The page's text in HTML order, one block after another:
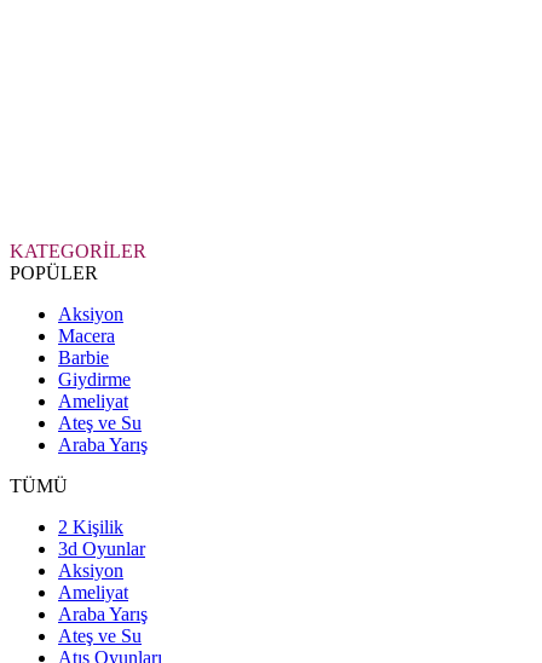
KATEGORİLER
POPÜLER
Aksiyon
Macera
Barbie
Giydirme
Ameliyat
Ateş ve Su
Araba Yarış
TÜMÜ
2 Kişilik
3d Oyunlar
Aksiyon
Ameliyat
Araba Yarış
Ateş ve Su
Atış Oyunları